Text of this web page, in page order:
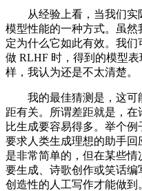
从经验上看，当我们实
模型性能的一种方式。虽
定为什么它如此有效。我
做 RLHF 时，得到的模型
样，我认为还是不太清楚。
我的最佳猜测是，这可
距有关。所谓差距就是，在
比生成要容易得多。举个
要求人类生成理想的助手
是非常简单的，但在某些
要生成、诗歌创作或笑话
创造性的人工写作才能做到